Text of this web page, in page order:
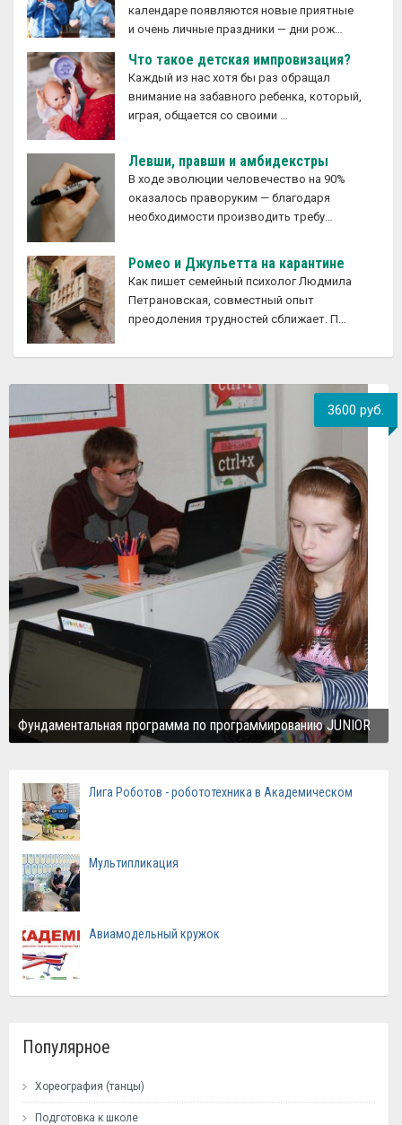
календаре появляются новые приятные
и очень личные праздники — дни рож…
Что такое детская импровизация?
Каждый из нас хотя бы раз обращал
внимание на забавного ребенка, который,
играя, общается со своими …
Левши, правши и амбидекстры
В ходе эволюции человечество на 90%
оказалось праворуким — благодаря
необходимости производить требу…
Ромео и Джульетта на карантине
Как пишет семейный психолог Людмила
Петрановская, совместный опыт
преодоления трудностей сближает. П…
3600 руб.
Фундаментальная программа по программированию JUNIOR
Лига Роботов - робототехника в Академическом
Мультипликация
Авиамодельный кружок
Популярное
Хореография (танцы)
Подготовка к школе